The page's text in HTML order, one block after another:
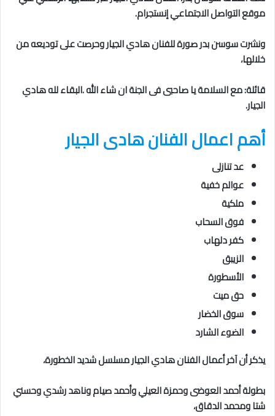
موقع التواصل الاجتماعي إنستجرام.
ونشرت سوسن بدر صورة للفنان هادي الجيار وحرصت على توديعه من
خلالها،
قائلة: مع السلامة يا صاحبى فى الجنة ان شاء الله .البقاء لله هادي
الجيار.
أهم اعمال الفنان هادى الجيار
عد تنازلى
عوالم خفية
ملكية
فوق السحاب
كفر دلهاب
الزيبق
الأسطورة
حق ميت
سوق الخضار
الضوء الشارد
يذكر أن آخر أعمال الفنان هادي الجيار مسلسل شديد الخطورة،
بطولة أحمد العوضى وحمزة العيلي وأحمد صيام وناهد رشدي وحسني
شتا ومحمد الدقاق،